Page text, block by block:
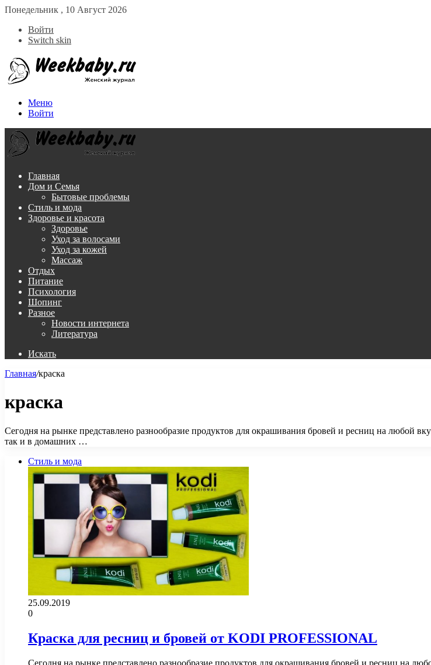
Понедельник , 10 Август 2026
Войти
Switch skin
Меню
Войти
Главная
Дом и Семья
Бытовые проблемы
Стиль и мода
Здоровье и красота
Здоровье
Уход за волосами
Уход за кожей
Массаж
Отдых
Питание
Психология
Шопинг
Разное
Новости интернета
Литература
Искать
Главная/краска
краска
Сегодня на рынке представлено разнообразие продуктов для окрашивания бровей и ресниц на любой
так и в домашних …
Стиль и мода
25.09.2019
0
Краска для ресниц и бровей от KODI PROFESSIONAL
Сегодня на рынке представлено разнообразие продуктов для окрашивания бровей и ресниц на